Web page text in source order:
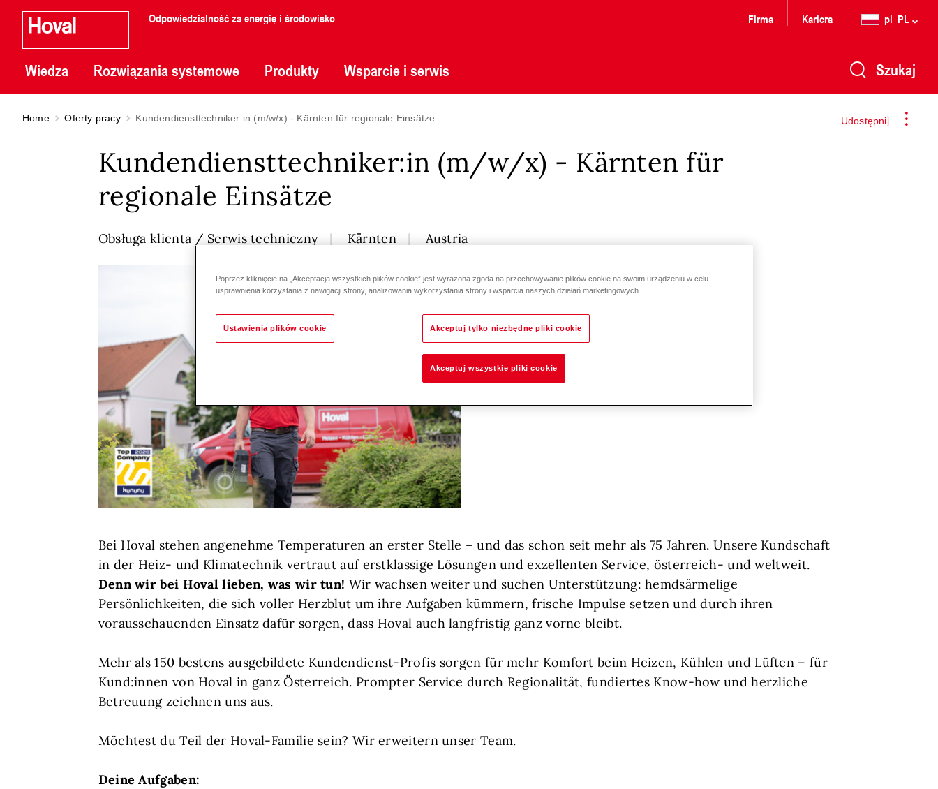
Odpowiedzialność za energię i środowisko
Wiedza Rozwiązania systemowe Produkty Wsparcie i serwis
Firma Kariera pl_PL
Szukaj
Udostępnij
Home Oferty pracy Kundendiensttechniker:in (m/w/x) - Kärnten für regionale Einsätze
Kundendiensttechniker:in (m/w/x) - Kärnten für
regionale Einsätze
Obsługa klienta / Serwis techniczny Kärnten Austria
Bei Hoval stehen angenehme Temperaturen an erster Stelle – und das schon seit mehr als 75 Jahren. Unsere Kundschaft
in der Heiz- und Klimatechnik vertraut auf erstklassige Lösungen und exzellenten Service, österreich- und weltweit.
Denn wir bei Hoval lieben, was wir tun! Wir wachsen weiter und suchen Unterstützung: hemdsärmelige
Persönlichkeiten, die sich voller Herzblut um ihre Aufgaben kümmern, frische Impulse setzen und durch ihren
vorausschauenden Einsatz dafür sorgen, dass Hoval auch langfristig ganz vorne bleibt.
Mehr als 150 bestens ausgebildete Kundendienst-Profis sorgen für mehr Komfort beim Heizen, Kühlen und Lüften – für
Kund:innen von Hoval in ganz Österreich. Prompter Service durch Regionalität, fundiertes Know-how und herzliche
Betreuung zeichnen uns aus.
Möchtest du Teil der Hoval-Familie sein? Wir erweitern unser Team.
Deine Aufgaben:
Poprzez kliknięcie na „Akceptacja wszystkich plików cookie” jest wyrażona zgoda na przechowywanie plików cookie na swoim urządzeniu w celu
usprawnienia korzystania z nawigacji strony, analizowania wykorzystania strony i wsparcia naszych działań marketingowych.
Ustawienia plików cookie Akceptuj tylko niezbędne pliki cookie
Akceptuj wszystkie pliki cookie